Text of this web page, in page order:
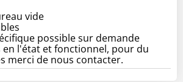
vide
possible sur demande
en l'état et fonctionnel, pour du
merci de nous contacter.